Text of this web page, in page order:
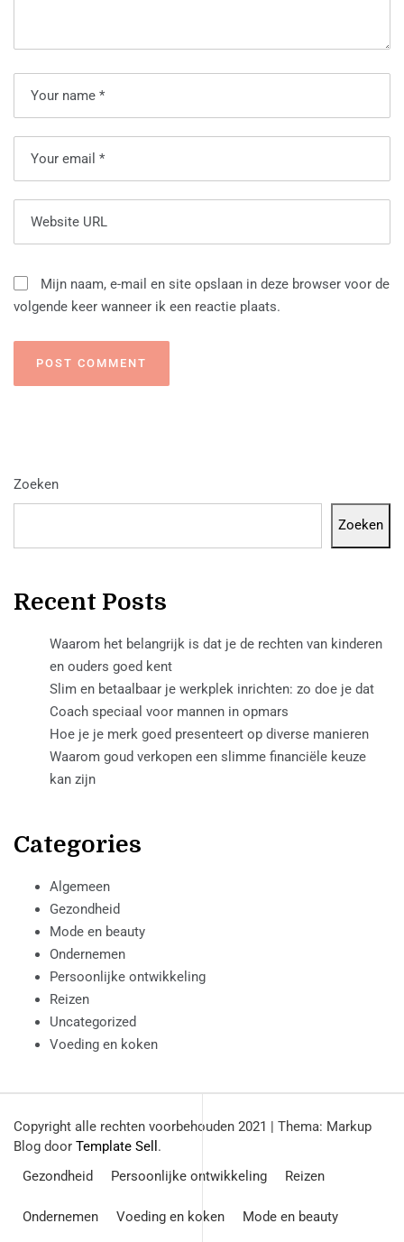
Mijn naam, e-mail en site opslaan in deze browser voor de
volgende keer wanneer ik een reactie plaats.
Zoeken
Zoeken
Recent Posts
Waarom het belangrijk is dat je de rechten van kinderen
en ouders goed kent
Slim en betaalbaar je werkplek inrichten: zo doe je dat
Coach speciaal voor mannen in opmars
Hoe je je merk goed presenteert op diverse manieren
Waarom goud verkopen een slimme financiële keuze
kan zijn
Categories
Algemeen
Gezondheid
Mode en beauty
Ondernemen
Persoonlijke ontwikkeling
Reizen
Uncategorized
Voeding en koken
Copyright alle rechten voorbehouden 2021 | Thema: Markup
Blog door Template Sell .
Gezondheid
Persoonlijke ontwikkeling Reizen
Ondernemen Voeding en koken Mode en beauty